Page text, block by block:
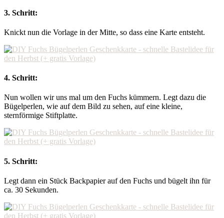
3. Schritt:
Knickt nun die Vorlage in der Mitte, so dass eine Karte entsteht.
4. Schritt:
Nun wollen wir uns mal um den Fuchs kümmern. Legt dazu die
Bügelperlen, wie auf dem Bild zu sehen, auf eine kleine,
sternförmige Stiftplatte.
5. Schritt:
Legt dann ein Stück Backpapier auf den Fuchs und bügelt ihn für
ca. 30 Sekunden.